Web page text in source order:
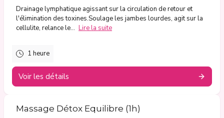
Drainage lymphatique agissant sur la circulation de retour et
l'élimination des toxines.Soulage les jambes lourdes, agit sur la
cellulite, relance le... Lire la suite
1 heure
Voir les détails
Massage Détox Equilibre (1h)